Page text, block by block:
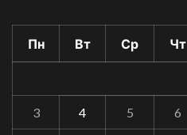
Пн Вт Ср Чт
3 4 5 6